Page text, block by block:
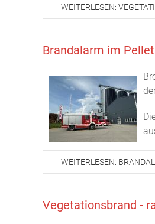
WEITERLESEN:
Brandalarm im
WEITERLESEN:
Vegetationsbrand -